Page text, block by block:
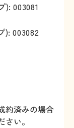
): 003081
): 003082
約済みの場合
い。